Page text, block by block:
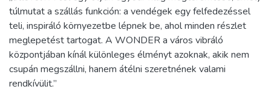
túlmutat a szállás funkción: a vendégek egy felfedezéssel
teli, inspiráló környezetbe lépnek be, ahol minden részlet
meglepetést tartogat. A WONDER a város vibráló
központjában kínál különleges élményt azoknak, akik nem
csupán megszállni, hanem átélni szeretnének valami
rendkívülit.”